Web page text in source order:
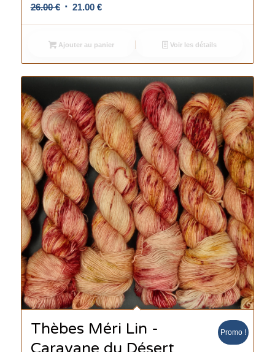
26.00€ Le
était :
26.00 €.
21.00 €Le
est :
21.00 €.
Ajouter au panier Voir les détails
Thèbes Méri Lin -
Promo !